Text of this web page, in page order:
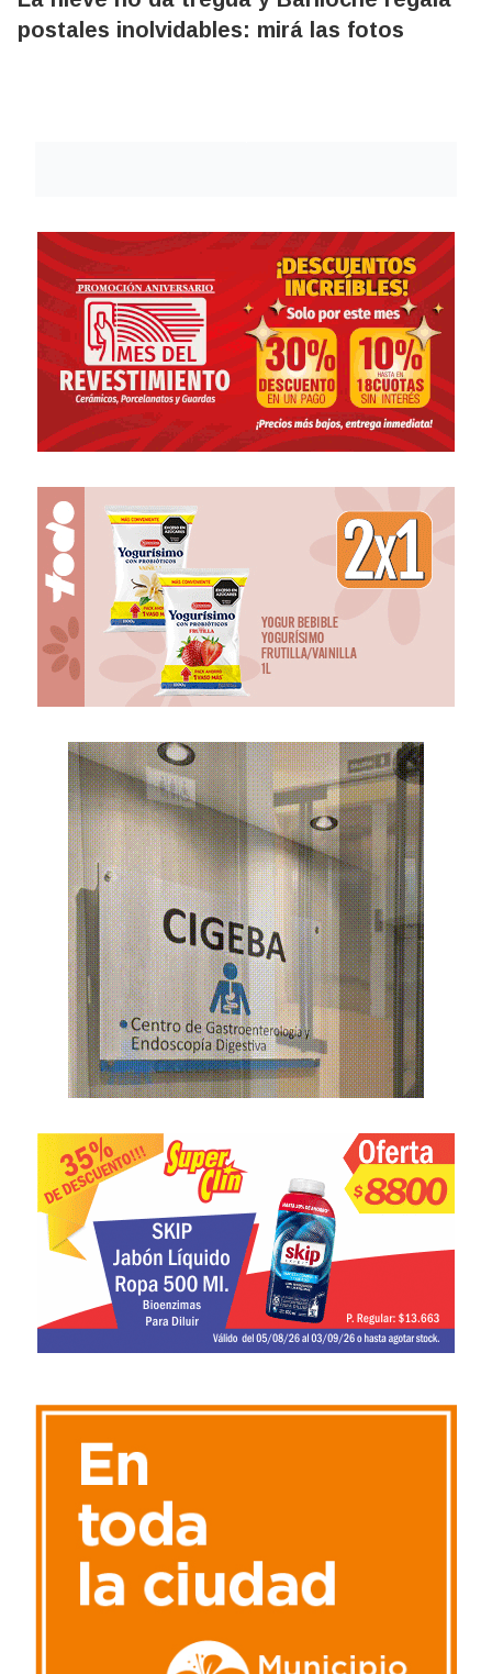
postales inolvidables: mirá las fotos